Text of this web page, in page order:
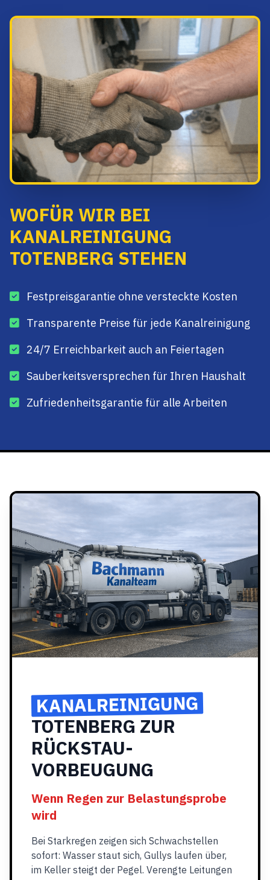
WOFÜR WIR BEI
KANALREINIGUNG
TOTENBERG STEHEN
Festpreisgarantie ohne versteckte Kosten
Transparente Preise für jede Kanalreinigung
24/7 Erreichbarkeit auch an Feiertagen
Sauberkeitsversprechen für Ihren Haushalt
Zufriedenheitsgarantie für alle Arbeiten
KANALREINIGUNG
TOTENBERG ZUR
RÜCKSTAU-
VORBEUGUNG
Wenn Regen zur Belastungsprobe
wird
Bei Starkregen zeigen sich Schwachstellen
sofort: Wasser staut sich, Gullys laufen über,
im Keller steigt der Pegel. Verengte Leitungen